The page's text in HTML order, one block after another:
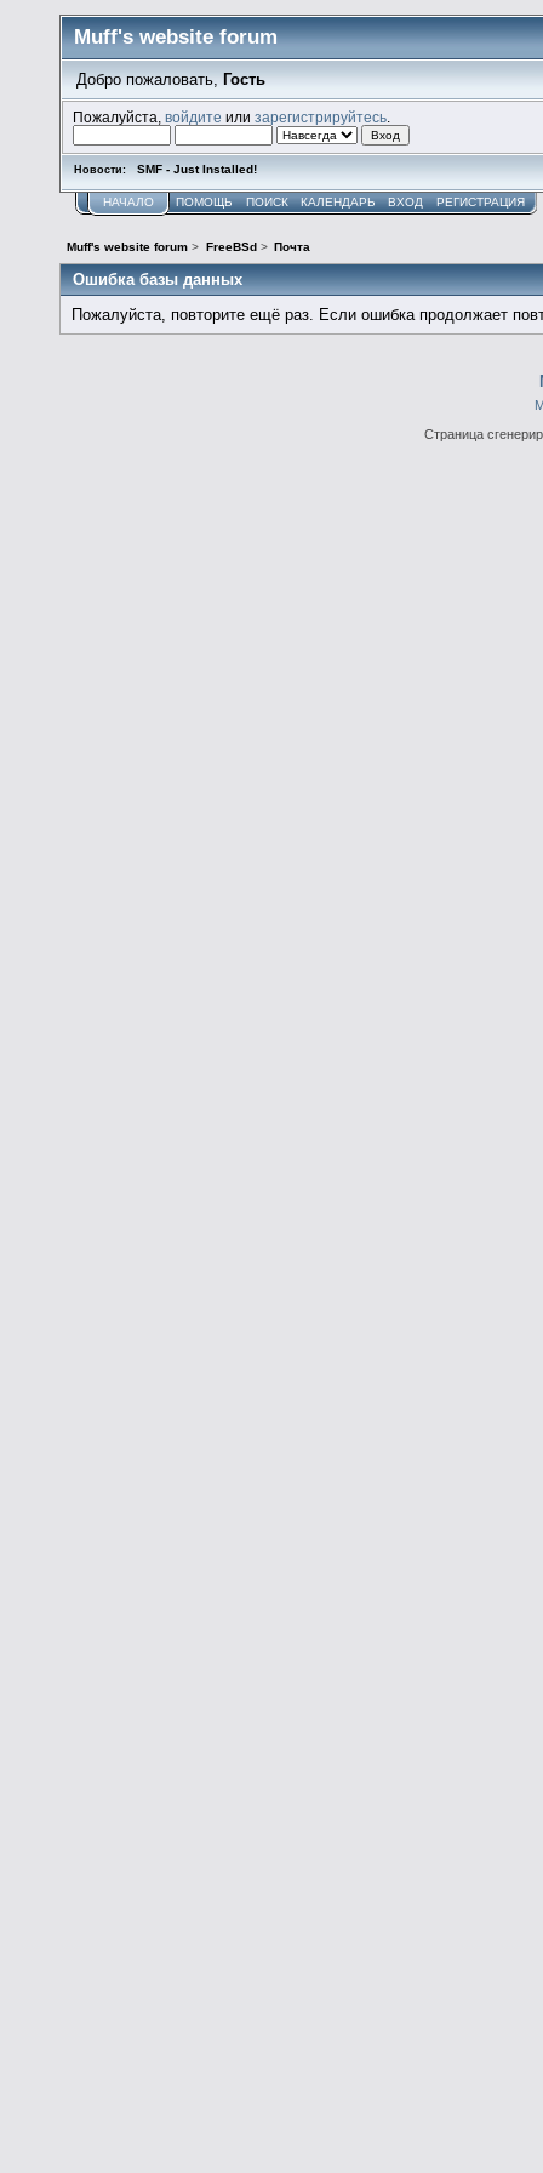
Muff's website forum
Добро пожаловать, Гость
Пожалуйста,войдите илизарегистрируйтесь
Новости: SMF - Just Installed!
НАЧАЛО ПОМОЩЬ ПОИСК КАЛЕНДАРЬ ВХОД РЕГИСТРАЦИЯ
Muff's website forum > FreeBSd > Почта
Ошибка базы данных
Пожалуйста, повторите ещё раз. Если ошибка продолжает
Страница